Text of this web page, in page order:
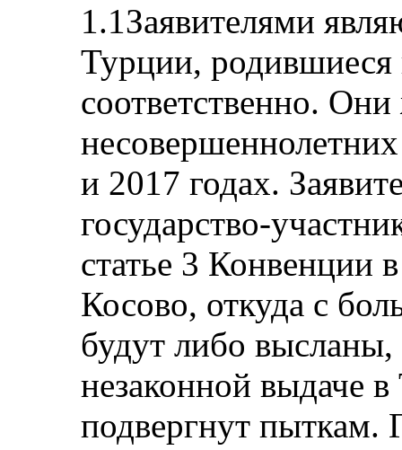
1.1Заявителями
Турции, родившиеся
соответственно.
и 2017 годах.
государство-
статье 3 Конвенции
Косово, откуда с
будут либо
незаконной выдаче
подвергнут пыткам.